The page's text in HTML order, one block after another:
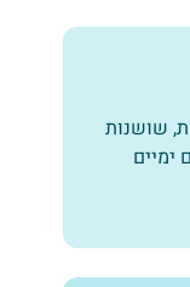
שושנות
ימיים